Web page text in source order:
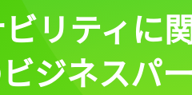
リティに
ジネスパ